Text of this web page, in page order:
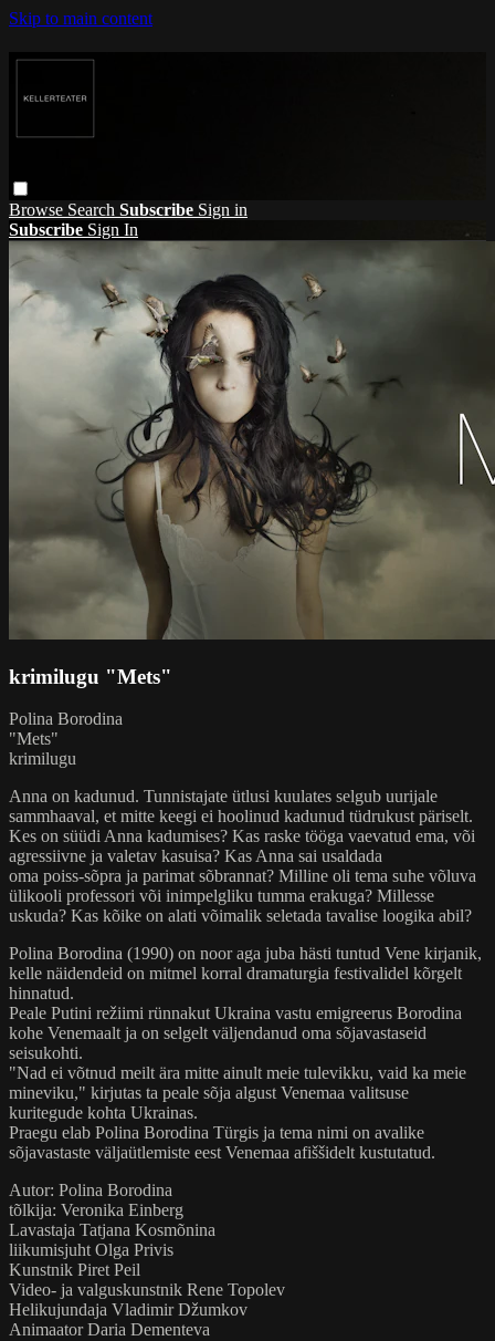
Skip to main content
Browse Search Subscribe Sign in
Subscribe Sign In
krimilugu "Mets"
Polina Borodina
"Mets"
krimilugu
Anna on kadunud. Tunnistajate ütlusi kuulates selgub uurijale
sammhaaval, et mitte keegi ei hoolinud kadunud tüdrukust päriselt.
Kes on süüdi Anna kadumises? Kas raske tööga vaevatud ema, või
agressiivne ja valetav kasuisa? Kas Anna sai usaldada
oma poiss-sõpra ja parimat sõbrannat? Milline oli tema suhe võluva
ülikooli professori või inimpelgliku tumma erakuga? Millesse
uskuda? Kas kõike on alati võimalik seletada tavalise loogika abil?
Polina Borodina (1990) on noor aga juba hästi tuntud Vene kirjanik,
kelle näidendeid on mitmel korral dramaturgia festivalidel kõrgelt
hinnatud.
Peale Putini režiimi rünnakut Ukraina vastu emigreerus Borodina
kohe Venemaalt ja on selgelt väljendanud oma sõjavastaseid
seisukohti.
"Nad ei võtnud meilt ära mitte ainult meie tulevikku, vaid ka meie
mineviku," kirjutas ta peale sõja algust Venemaa valitsuse
kuritegude kohta Ukrainas.
Praegu elab Polina Borodina Türgis ja tema nimi on avalike
sõjavastaste väljaütlemiste eest Venemaa afiššidelt kustutatud.
Autor: Polina Borodina
tõlkija: Veronika Einberg
Lavastaja Tatjana Kosmõnina
liikumisjuht Olga Privis
Kunstnik Piret Peil
Video- ja valguskunstnik Rene Topolev
Helikujundaja Vladimir Džumkov
Animaator Daria Dementeva